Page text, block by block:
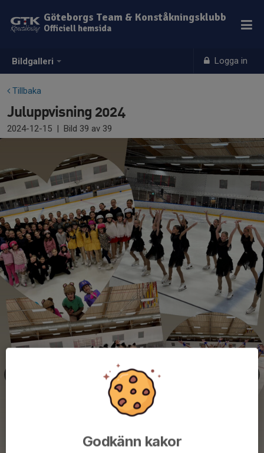
Bildgalleri Logga in
Göteborgs Team & Konståkningsklubb
Officiell hemsida
Tillbaka
Juluppvisning 2024
2024-12-15 | Bild 39 av 39
Godkänn kakor